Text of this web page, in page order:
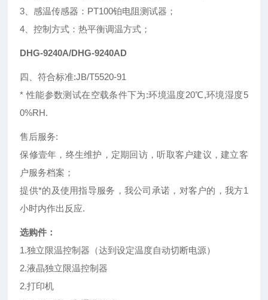
3、感温传感器：PT100铂电阻测试器；
4、控制方式：热平衡调温方式；
DHG-9240A/DHG-9240AD
四、符合标准:JB/T5520-91
* 性能参数测试在空载条件下为:环境温度20℃,环境湿度5
0%RH.
售后服务:
保修壹年，终生维护，定期回访，听取客户建议，建立客
户服务档案；
提供*的及使用指导服务，我公司承诺，对客户的，我方1
小时内作出反应.
选购件：
1.独立限温控制器（达到设定温度自动切断电源）
2.液晶独立限温控制器
2.打印机